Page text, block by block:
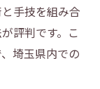
手技を組み合
評判です。こ
埼玉県内での